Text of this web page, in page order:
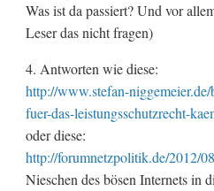
Was ist da passiert? Und vor
Leser das nicht fragen)
4. Antworten wie diese:
http://www.stefan-
fuer-das-leistungsschutzrecht-
oder diese:
http://forumnetzpolitik.de/2012/
Nieschen des bösen Internets in